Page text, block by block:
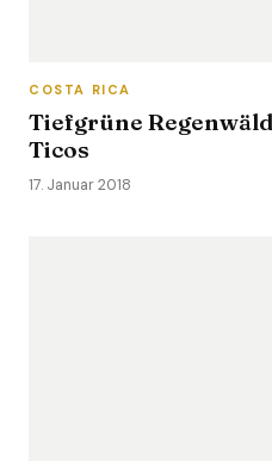
COSTA RICA
Tiefgrüne
Ticos
17. Januar 2018